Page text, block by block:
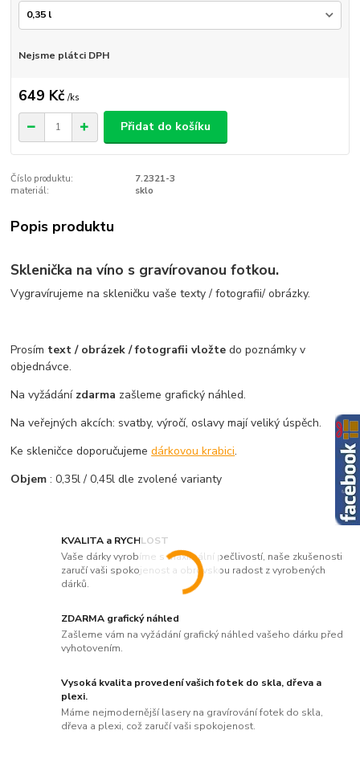
Nejsme plátci DPH
649 Kč /ks
Přidat do košíku
Číslo produktu:
7.2321-3
materiál:
sklo
KVALITA a RYCHLOST
Vaše dárky vyrobíme s maximální pečlivostí, naše zkušenosti
zaručí vaši spokojenost a obrovskou radost z vyrobených
dárků.
ZDARMA grafický náhled
Zašleme vám na vyžádání grafický náhled vašeho dárku před
vyhotovením.
Vysoká kvalita provedení vašich fotek do skla, dřeva a
plexi.
Máme nejmodernější lasery na gravírování fotek do skla,
dřeva a plexi, což zaručí vaši spokojenost.
Popis produktu
Sklenička na víno s gravírovanou fotkou.
Vygravírujeme na skleničku vaše texty / fotografii/ obrázky.
Prosím text / obrázek / fotografii vložte do poznámky v
objednávce.
Na vyžádání zdarma zašleme grafický náhled.
Na veřejných akcích: svatby, výročí, oslavy mají veliký úspěch.
Ke skleničce doporučujemedárkovou krabici.
Objem: 0,35l / 0,45l dle zvolené varianty